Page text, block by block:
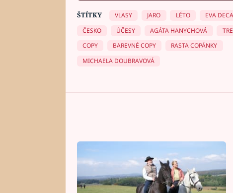
ŠTÍTKY VLASY JARO LÉTO EVA
ČESKO
ÚČESY AGÁTA HANYCHOVÁ
COPY
BAREVNÉ COPY
RASTA COPÁNKY
MICHAELA DOUBRAVOVÁ